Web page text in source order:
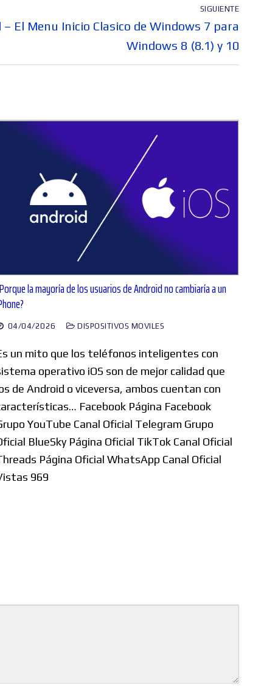
SIGUIENTE
– El Menu Inicio Clasico de Windows 7 para
Windows 8 (8.1) y 10
la mayoría de los usuarios de Android no cambiaría a un
04/04/2026 DISPOSITIVOS MOVILES
un mito que los teléfonos inteligentes con
operativo iOS son de mejor calidad que
de Android o viceversa, ambos cuentan con
Facebook Página Facebook
YouTube Canal Oficial Telegram Grupo
BlueSky Página Oficial TikTok Canal Oficial
Página Oficial WhatsApp Canal Oficial
969